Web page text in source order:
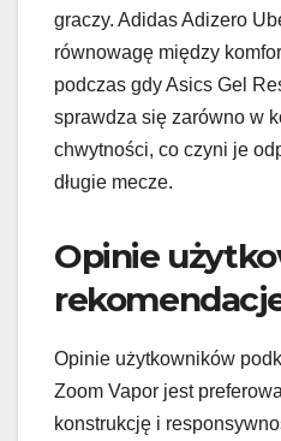
graczy. Adidas Adizero
równowagę między
podczas gdy Asics Gel
sprawdza się zarówno w
chwytności, co czyni je
długie mecze.
Opinie
Opinie użytkowników
Zoom Vapor jest
konstrukcję i